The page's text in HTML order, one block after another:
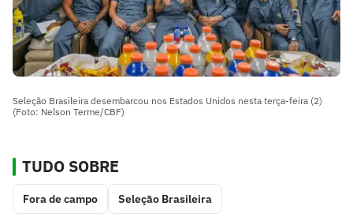
Seleção Brasileira desembarcou nos Estados Unidos nesta terça-feira (2)
(Foto: Nelson Terme/CBF)
TUDO SOBRE
Fora de campo Seleção Brasileira